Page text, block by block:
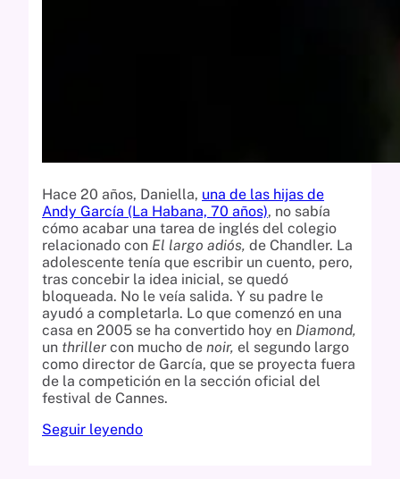
Hace 20 años, Daniella, una de las hijas de
Andy García (La Habana, 70 años), no sabía
cómo acabar una tarea de inglés del colegio
relacionado con El largo adiós, de Chandler. La
adolescente tenía que escribir un cuento, pero,
tras concebir la idea inicial, se quedó
bloqueada. No le veía salida. Y su padre le
ayudó a completarla. Lo que comenzó en una
casa en 2005 se ha convertido hoy en Diamond,
un thriller con mucho de noir, el segundo largo
como director de García, que se proyecta fuera
de la competición en la sección oficial del
festival de Cannes.
Seguir leyendo